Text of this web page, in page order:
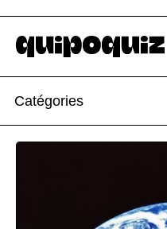
Catégories